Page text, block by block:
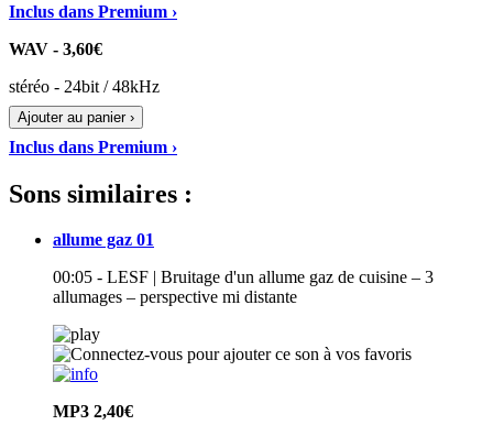
Inclus dans Premium ›
WAV - 3,60€
stéréo - 24bit / 48kHz
Ajouter au panier ›
Inclus dans Premium ›
Sons similaires :
allume gaz 01
00:05 - LESF | Bruitage d'un allume gaz de cuisine – 3
allumages – perspective mi distante
MP3 2,40€